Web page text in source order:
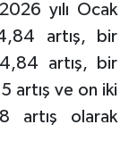
yılı Ocak
artış, bir
artış, bir
artış ve on iki
artış olarak